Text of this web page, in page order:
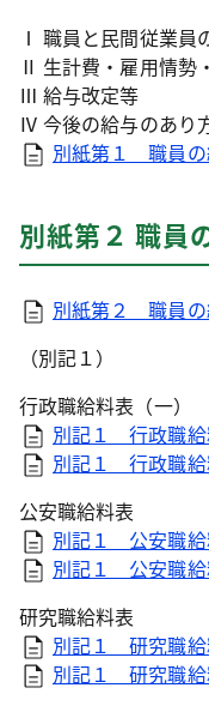
Ⅰ 職員と民間従業員
Ⅱ 生計費・雇用情勢
Ⅲ 給与改定等
Ⅳ 今後の給与のあり
別紙第１ 職員の
別紙第２ 職員
別紙第２ 職員の
（別記１）
行政職給料表（一）
別記１ 行政職給
別記１ 行政職給
公安職給料表
別記１ 公安職給
別記１ 公安職給
研究職給料表
別記１ 研究職給
別記１ 研究職給